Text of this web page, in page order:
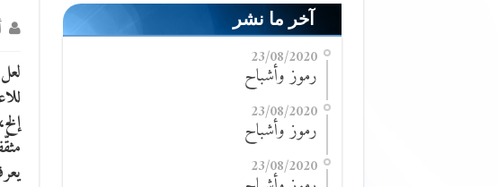
إلخ،
آخر ما نشر
23/08/2020
رموز وأشباح
23/08/2020
رموز وأشباح
23/08/2020